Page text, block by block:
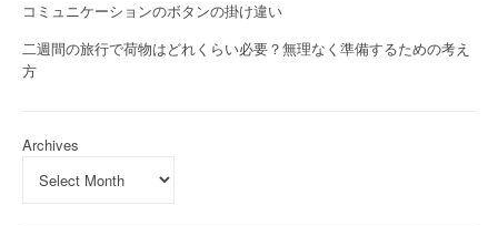
コミュニケーションのボタンの掛け違い
二週間の旅行で荷物はどれくらい必要？無理なく準備するための考え
方
Archives